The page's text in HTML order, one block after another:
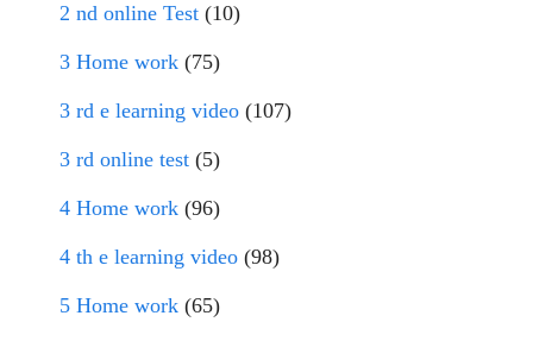
2 nd online Test (10)
3 Home work (75)
3 rd e learning video (107)
3 rd online test (5)
4 Home work (96)
4 th e learning video (98)
5 Home work (65)